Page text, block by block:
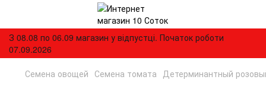
З 08.08 по 06.09 магазин у відпустці. Початок роботи
07.09.2026
Семена овощей Семена томата Детерминантный